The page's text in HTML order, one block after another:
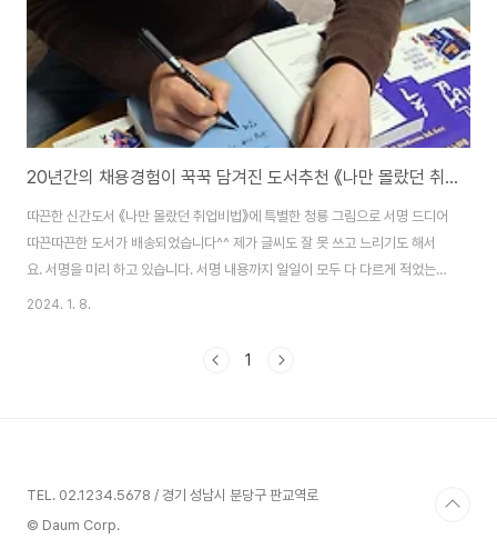
20년간의 채용경험이 꾹꾹 담겨진 도서추천 《나만 몰랐던 취업비법》
따끈한 신간도서 《나만 몰랐던 취업비법》에 특별한 청룡 그림으로 서명 드디어
따끈따끈한 도서가 배송되었습니다^^ 제가 글씨도 잘 못 쓰고 느리기도 해서
요. 서명을 미리 하고 있습니다. 서명 내용까지 일일이 모두 다 다르게 적었는데
요. 더 특별한 것은 디자인 전공하려는 공주님을 투입해 귀여운 청룡 한 마리까
기록해 청룡을 타고 비상하실 수 있도록 에너지 불어 드리려고 합니다. 받고 싶
2024. 1. 8.
1
TEL. 02.1234.5678 / 경기 성남시 분당구 판교역로
© Daum Corp.